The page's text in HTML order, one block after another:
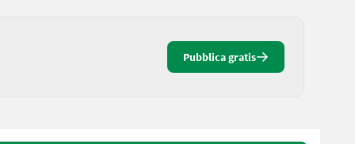
Pubblica gratis